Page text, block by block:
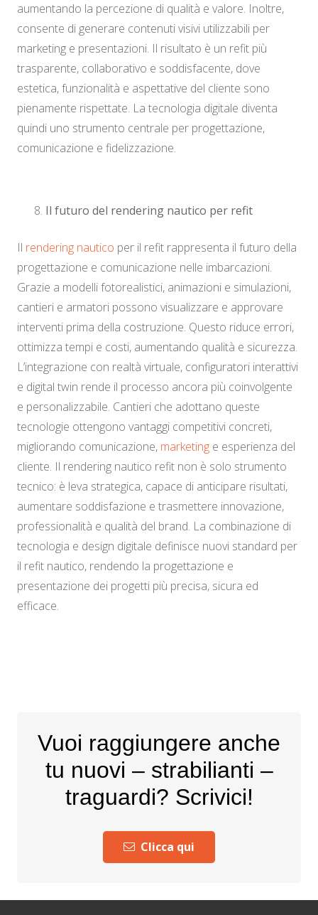
aumentando la percezione di qualità e valore. Inoltre,
consente di generare contenuti visivi utilizzabili per
marketing e presentazioni. Il risultato è un refit più
trasparente, collaborativo e soddisfacente, dove
estetica, funzionalità e aspettative del cliente sono
pienamente rispettate. La tecnologia digitale diventa
quindi uno strumento centrale per progettazione,
comunicazione e fidelizzazione.
Il futuro del rendering nautico per refit
Il rendering nautico per il refit rappresenta il futuro della
progettazione e comunicazione nelle imbarcazioni.
Grazie a modelli fotorealistici, animazioni e simulazioni,
cantieri e armatori possono visualizzare e approvare
interventi prima della costruzione. Questo riduce errori,
ottimizza tempi e costi, aumentando qualità e sicurezza.
L’integrazione con realtà virtuale, configuratori interattivi
e digital twin rende il processo ancora più coinvolgente
e personalizzabile. Cantieri che adottano queste
tecnologie ottengono vantaggi competitivi concreti,
migliorando comunicazione, marketing e esperienza del
cliente. Il rendering nautico refit non è solo strumento
tecnico: è leva strategica, capace di anticipare risultati,
aumentare soddisfazione e trasmettere innovazione,
professionalità e qualità del brand. La combinazione di
tecnologia e design digitale definisce nuovi standard per
il refit nautico, rendendo la progettazione e
presentazione dei progetti più precisa, sicura ed
efficace.
Vuoi raggiungere anche
tu nuovi – strabilianti –
traguardi? Scrivici!
Clicca qui